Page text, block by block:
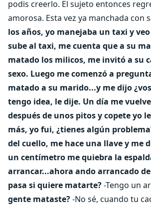
podis creerlo. El sujeto entonces
amorosa. Esta vez ya manchada con
los años, yo manejaba un taxi y
sube al taxi, me cuenta que a su
matado los milicos, me invitó a su
sexo. Luego me comenzó a
matado a su marido...y me dijo
tengo idea, le dije. Un día me
después de unos pitos y copete yo
más, yo fui, ¿tienes algún
del cuello, me hace una llave y me
un centímetro me quiebra la
arrancar...ahora ando arrancado
pasa si quiere matarte?-Tengo un
gente mataste?-No sé, cuando tu